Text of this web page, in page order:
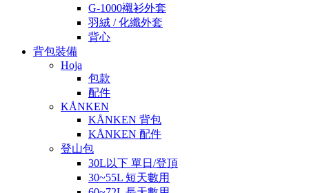
G-1000襯衫外套
羽絨 / 化纖外套
背心
背包裝備
Hoja
包款
配件
KÅNKEN
KÅNKEN 背包
KÅNKEN 配件
登山包
30L以下 單日/登頂
30~55L 短天數用